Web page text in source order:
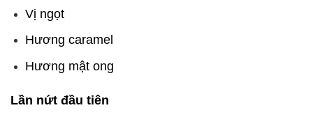
Vị ngọt
Hương caramel
Hương mật ong
Lần nứt đầu tiên